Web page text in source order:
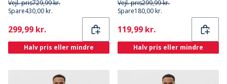
Vejl. pris729,99 kr.
Spare430,00 kr.
Current
299,99 kr.
Halv pris eller mindre
Vejl. pris299,99 kr.
Spare180,00 kr.
Current
119,99 kr.
Halv pris eller mindre